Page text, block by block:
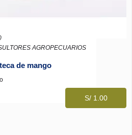
AGROPECUARIOS
de mango
S/ 1.00